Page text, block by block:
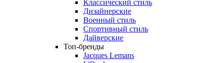
Классический стиль
Дизайнерские
Военный стиль
Спортивный стиль
Дайверские
Топ-бренды
Jacques Lemans